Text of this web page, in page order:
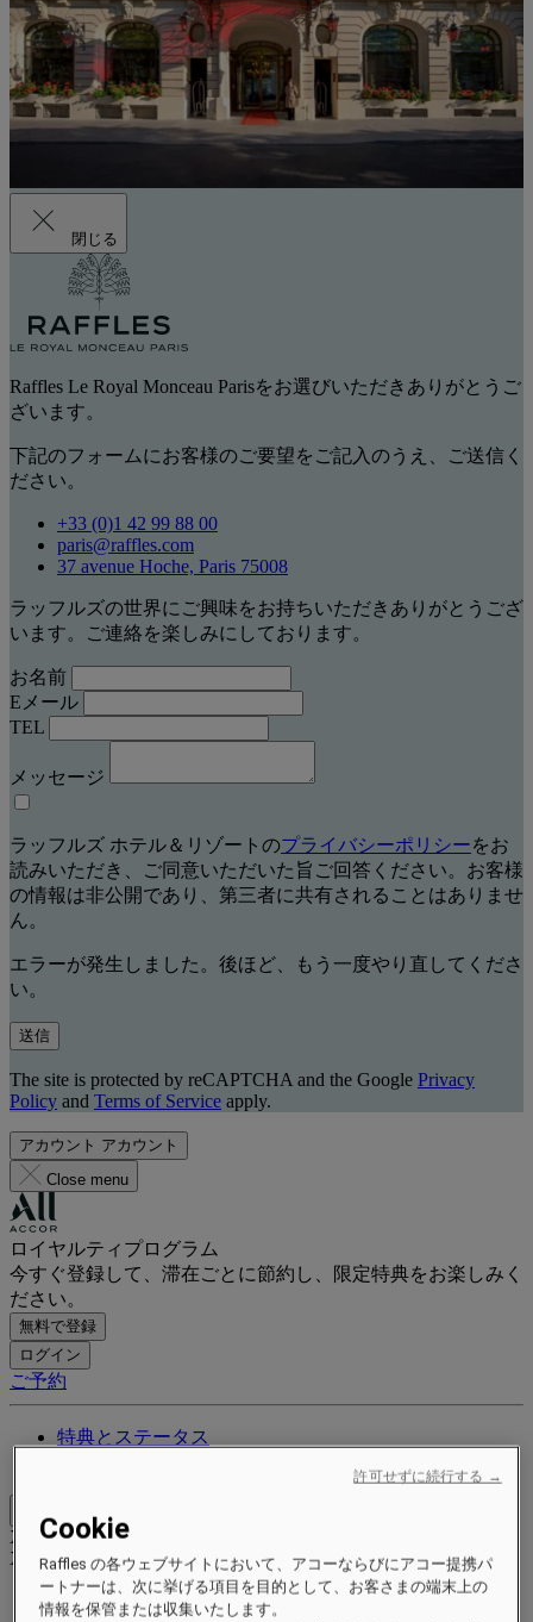
閉じる
Raffles Le Royal Monceau Parisをお選びいただきありがとうご
ざいます。
下記のフォームにお客様のご要望をご記入のうえ、ご送信く
ださい。
+33 (0)1 42 99 88 00
paris@raffles.com
37 avenue Hoche, Paris 75008
ラッフルズの世界にご興味をお持ちいただきありがとうござ
います。ご連絡を楽しみにしております。
お名前
Eメール
TEL
メッセージ
ラッフルズ ホテル＆リゾートのプライバシーポリシーをお
読みいただき、ご同意いただいた旨ご回答ください。お客様
の情報は非公開であり、第三者に共有されることはありませ
ん。
エラーが発生しました。後ほど、もう一度やり直してくださ
い。
送信
The site is protected by reCAPTCHA and the Google Privacy
Policy and Terms of Service apply.
アカウント アカウント
Close menu
ロイヤルティプログラム
今すぐ登録して、滞在ごとに節約し、限定特典をお楽しみく
ださい。
無料で登録
ログイン
ご予約
特典とステータス
Close menu
Xxxx Xxxxxxxxx
XXXXXX X XXXXXXXX X
Cookie
Raffles の各ウェブサイトにおいて、アコーならびにアコー提携パ
ートナーは、次に挙げる項目を目的として、お客さまの端末上の
情報を保管または収集いたします。
許可せずに続行する →